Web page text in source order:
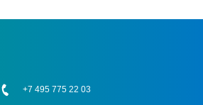
+7 495 775 22 03